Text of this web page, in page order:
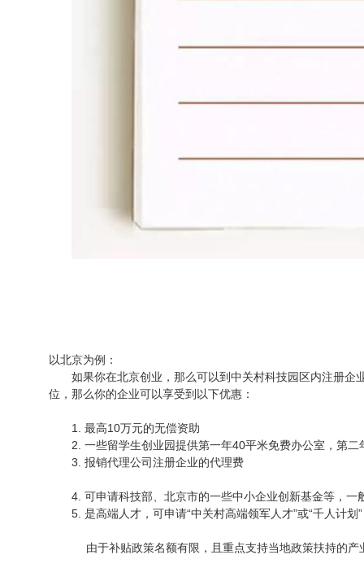
以北京为例：
如果你在北京创业，那么可以到中关村科技园区内注册
位，那么你的企业可以享受到以下优惠：
1. 最高10万元的无偿资助
2. 一些留学生创业园提供第一年40平米免费办公室 ，第
3. 报销代理公司注册企业的代理费
4. 可申请科技部、北京市的一些中小企业创新基金等，一
5. 是高端人才，可申请“中关村高端领军人才”或“千人计划”
由于补贴政策名额有限，且重点支持当地政策扶持的